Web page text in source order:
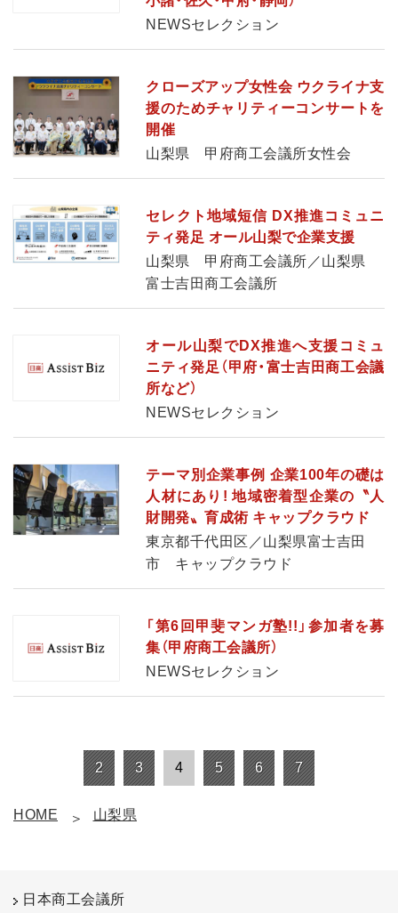
NEWSセレクション
クローズアップ女性会 ウクライナ支
援のためチャリティーコンサートを
開催
山梨県 甲府商工会議所女性会
セレクト地域短信 DX推進コミュニ
ティ発足 オール山梨で企業支援
山梨県 甲府商工会議所／山梨県
富士吉田商工会議所
オール山梨でDX推進へ支援コミュ
ニティ発足（甲府・富士吉田商工会議
所など）
NEWSセレクション
テーマ別企業事例 企業100年の礎は
人材にあり! 地域密着型企業の〝人
財開発〟育成術 キャップクラウド
東京都千代田区／山梨県富士吉田
市 キャップクラウド
「第6回甲斐マンガ塾!!」参加者を募
集（甲府商工会議所）
NEWSセレクション
2 3 4 5 6 7
HOME 山梨県
日本商工会議所